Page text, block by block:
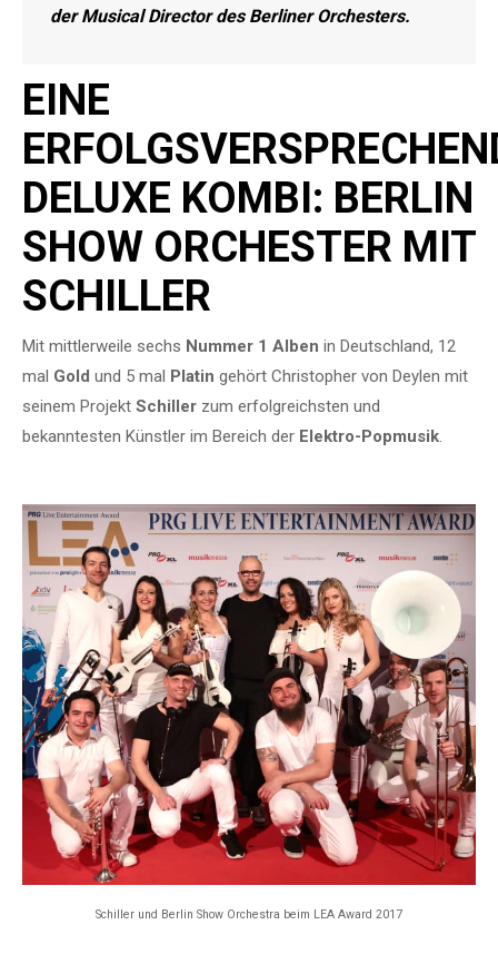
der Musical Director des Berliner Orchesters.
EINE
DELUXE KOMBI: BERLIN
SHOW ORCHESTER MIT
SCHILLER
Mit mittlerweile sechs Nummer 1 Alben in Deutschland, 12
mal Gold und 5 mal Platin gehört Christopher von Deylen mit
seinem Projekt Schiller zum erfolgreichsten und
bekanntesten Künstler im Bereich der Elektro-Popmusik.
Schiller und Berlin Show Orchestra beim LEA Award 2017